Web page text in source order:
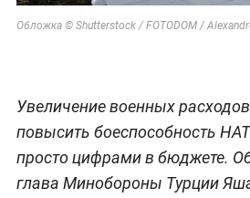
Обложка © Shutterstock / FOTODOM /
Увеличение военных
повысить боеспособность
просто цифрами в бюджете.
глава Минобороны Турции